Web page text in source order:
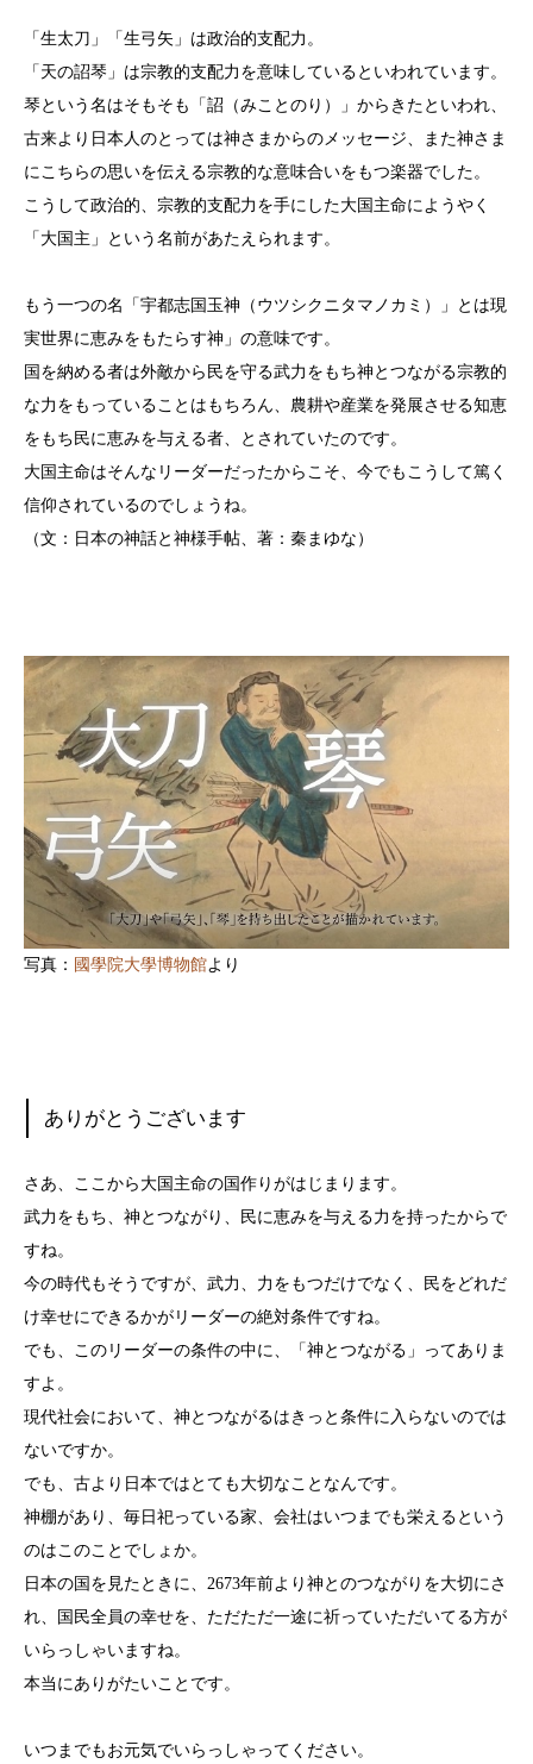
「生太刀」「生弓矢」は政治的支配力。
「天の詔琴」は宗教的支配力を意味しているといわれています。
琴という名はそもそも「詔（みことのり）」からきたといわれ、
古来より日本人のとっては神さまからのメッセージ、また神さま
にこちらの思いを伝える宗教的な意味合いをもつ楽器でした。
こうして政治的、宗教的支配力を手にした大国主命にようやく
「大国主」という名前があたえられます。
もう一つの名「宇都志国玉神（ウツシクニタマノカミ）」とは現
実世界に恵みをもたらす神」の意味です。
国を納める者は外敵から民を守る武力をもち神とつながる宗教的
な力をもっていることはもちろん、農耕や産業を発展させる知恵
をもち民に恵みを与える者、とされていたのです。
大国主命はそんなリーダーだったからこそ、今でもこうして篤く
信仰されているのでしょうね。
（文：日本の神話と神様手帖、著：秦まゆな）
写真： 國學院大學博物館より
ありがとうございます
さあ、ここから大国主命の国作りがはじまります。
武力をもち、神とつながり、民に恵みを与える力を持ったからで
すね。
今の時代もそうですが、武力、力をもつだけでなく、民をどれだ
け幸せにできるかがリーダーの絶対条件ですね。
でも、このリーダーの条件の中に、「神とつながる」ってありま
すよ。
現代社会において、神とつながるはきっと条件に入らないのでは
ないですか。
でも、古より日本ではとても大切なことなんです。
神棚があり、毎日祀っている家、会社はいつまでも栄えるという
のはこのことでしょか。
日本の国を見たときに、2673年前より神とのつながりを大切にさ
れ、国民全員の幸せを、ただただ一途に祈っていただいてる方が
いらっしゃいますね。
本当にありがたいことです。
いつまでもお元気でいらっしゃってください。